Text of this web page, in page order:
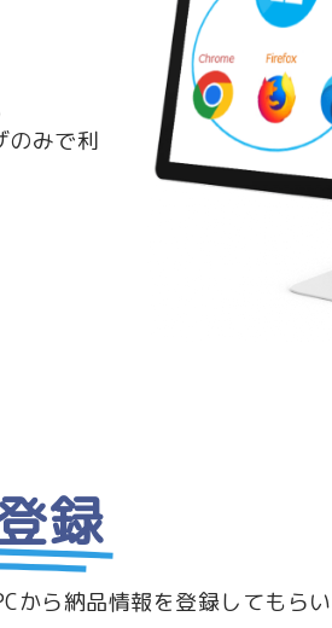
のみで利
録
から納品情報を登録してもら